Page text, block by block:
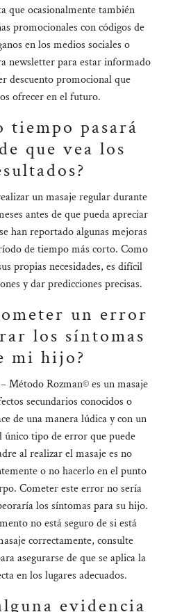
que ocasionalmente también
promocionales con códigos de
en los medios sociales o
newsletter para estar informado
descuento promocional que
ofrecer en el futuro.
tiempo pasará
que vea los
un masaje regular durante
antes de que pueda apreciar
han reportado algunas mejoras
de tiempo más corto. Como
propias necesidades, es difícil
y dar predicciones precisas.
un error
los síntomas
mi hijo?
Método Rozman© es un masaje
secundarios conocidos o
de una manera lúdica y con un
único tipo de error que puede
al realizar el masaje es no
o no hacerlo en el punto
Cometer este error no sería
los síntomas para su hijo.
no está seguro de si está
correctamente, consulte
asegurarse de que se aplica la
en los lugares adecuados.
evidencia